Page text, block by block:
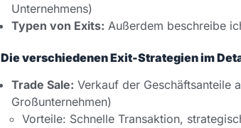
Unternehmens)
Typen von Exits: Außerdem beschreibe
Die verschiedenen Exit-Strategien im
Trade Sale: Verkauf der Geschäftsanteile
Großunternehmen)
Vorteile: Schnelle Transaktion,